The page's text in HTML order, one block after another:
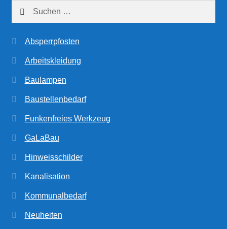
Absperrpfosten
Arbeitskleidung
Baulampen
Baustellenbedarf
Funkenfreies Werkzeug
GaLaBau
Hinweisschilder
Kanalisation
Kommunalbedarf
Neuheiten